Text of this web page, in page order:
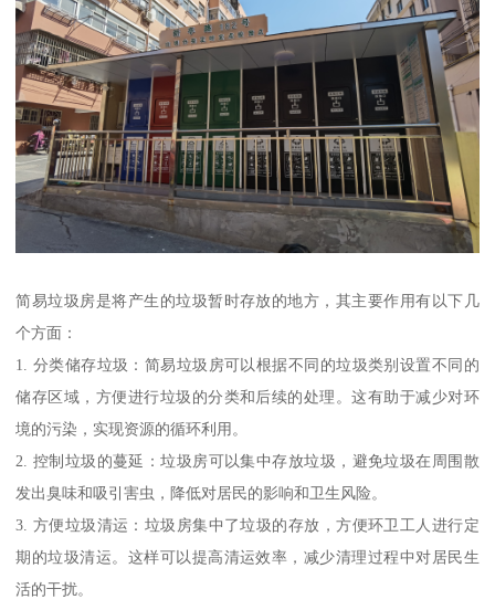
简易垃圾房是将产生的垃圾暂时存放的地方，其主要作用有以下几
个方面：
1. 分类储存垃圾：简易垃圾房可以根据不同的垃圾类别设置不同的
储存区域，方便进行垃圾的分类和后续的处理。这有助于减少对环
境的污染，实现资源的循环利用。
2. 控制垃圾的蔓延：垃圾房可以集中存放垃圾，避免垃圾在周围散
发出臭味和吸引害虫，降低对居民的影响和卫生风险。
3. 方便垃圾清运：垃圾房集中了垃圾的存放，方便环卫工人进行定
期的垃圾清运。这样可以提高清运效率，减少清理过程中对居民生
活的干扰。